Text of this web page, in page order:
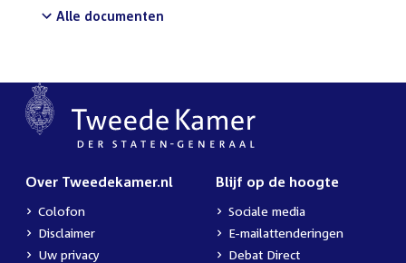
Alle documenten
Over Tweedekamer.nl
Colofon
Disclaimer
Uw privacy
Blijf op de hoogte
Sociale media
E-mailattenderingen
Debat Direct